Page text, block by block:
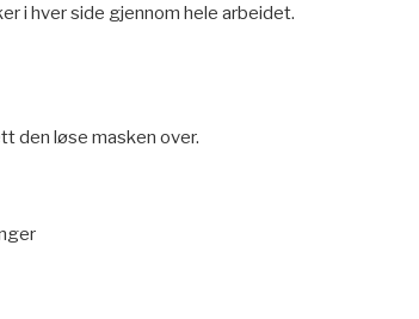
i hver side gjennom hele arbeidet.
den løse masken over.